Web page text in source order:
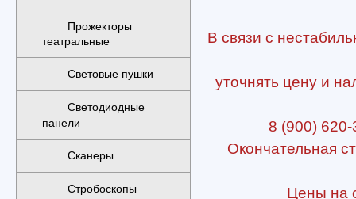
Прожекторы
театральные
Световые пушки
Светодиодные
панели
Сканеры
Стробоскопы
В связи с
уточнять цену и
8 (900)
Окончательная
Цены на